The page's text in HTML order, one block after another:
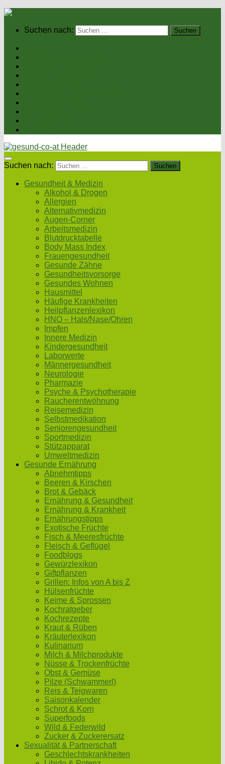
Suchen nach:
Suchen nach:
Gesundheit & Medizin
Alkohol & Drogen
Allergien
Alternativmedizin
Augen-Corner
Arbeitsmedizin
Blutdrucktabelle
Body Mass Index
Frauengesundheit
Gesunde Zähne
Gesundheitsvorsorge
Gesundes Wohnen
Hausmittel
Häufige Krankheiten
Heilpflanzenlexikon
HNO – Hals/Nase/Ohren
Impfen
Innere Medizin
Kindergesundheit
Laborwerte
Männergesundheit
Neurologie
Pharmazie
Psyche & Psychotherapie
Raucherentwöhnung
Reisemedizin
Selbstmedikation
Seniorengesundheit
Sportmedizin
Stützapparat
Umweltmedizin
Gesunde Ernährung
Abnehmtipps
Beeren & Kirschen
Brot & Gebäck
Ernährung & Gesundheit
Ernährung & Krankheit
Ernährungstipps
Exotische Früchte
Fisch & Meeresfrüchte
Fleisch & Geflügel
Foodblogs
Gewürzlexikon
Giftpflanzen
Grillen: Infos von A bis Z
Hülsenfrüchte
Keime & Sprossen
Kochratgeber
Kochrezepte
Kraut & Rüben
Kräuterlexikon
Kulinarium
Milch & Milchprodukte
Nüsse & Trockenfrüchte
Obst & Gemüse
Pilze (Schwammerl)
Reis & Teigwaren
Saisonkalender
Schrot & Korn
Superfoods
Wild & Federwild
Zucker & Zuckerersatz
Sexualität & Partnerschaft
Geschlechtskrankheiten